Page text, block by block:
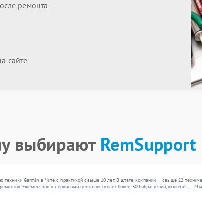
ремонта
сайте
выбирают RemSupport
Garmin в Чите с практикой свыше 10 лет. В штате компании — свыше 22
Ежемесячно в сервисный центр поступает более 300 обращений, включая , , .